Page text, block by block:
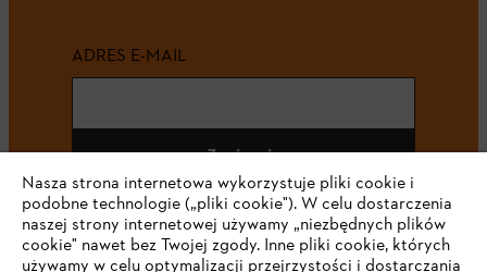
ADRES E-MAIL
Zapisz się
#STIHL
Nasza strona internetowa wykorzystuje pliki cookie i
podobne technologie („pliki cookie"). W celu dostarczenia
naszej strony internetowej używamy „niezbędnych plików
cookie" nawet bez Twojej zgody. Inne pliki cookie, których
używamy w celu optymalizacji przejrzystości i dostarczania